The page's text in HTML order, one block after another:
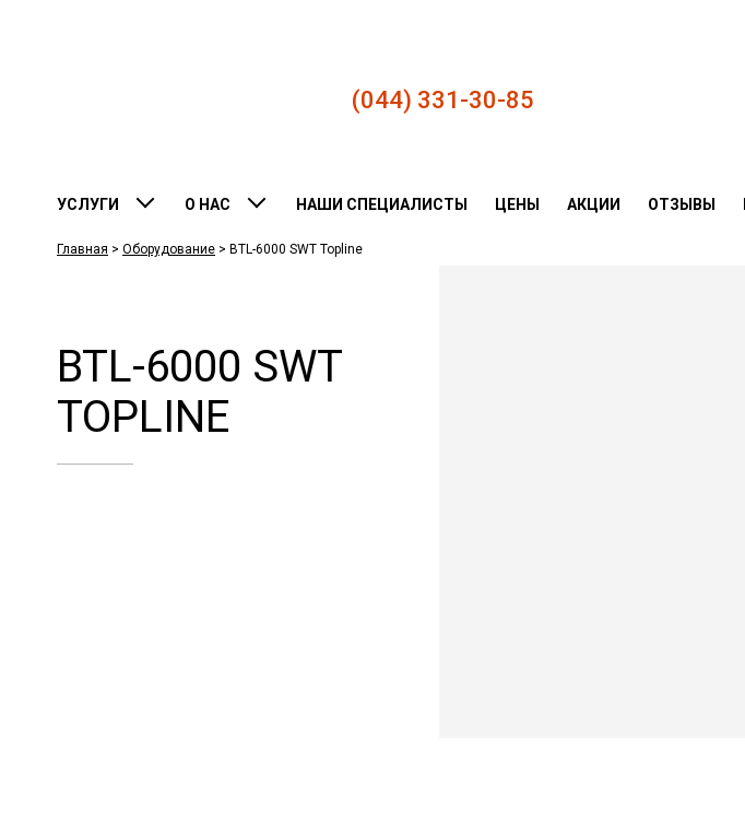
(044) 331-30-85
УСЛУГИ О НАС НАШИ СПЕЦИАЛИСТЫ ЦЕНЫ АКЦИИ ОТЗЫВЫ
Главная > Оборудование > BTL-6000 SWT Topline
BTL-6000 SWT
TOPLINE